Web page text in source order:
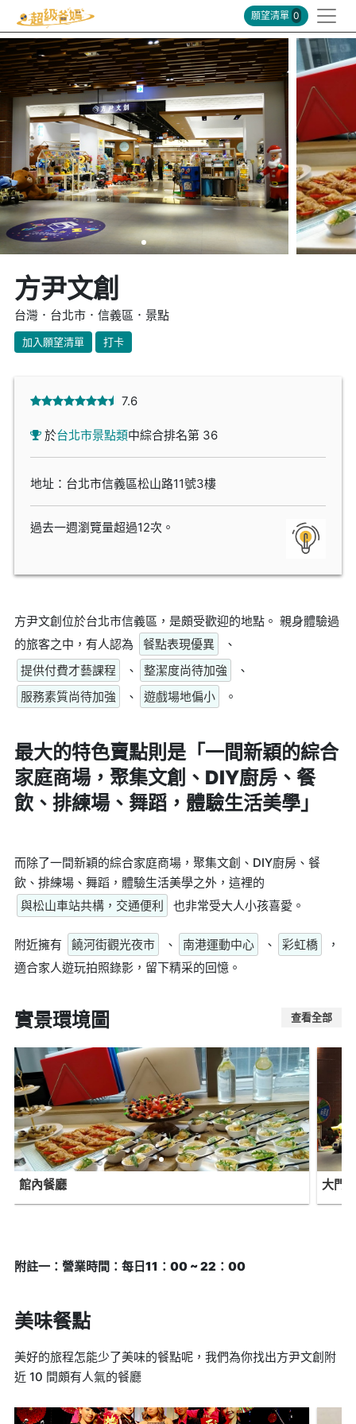
願望清單 0
方尹文創
台灣．台北市．信義區．景點
加入願望清單 打卡
7.6
於台北市景點類中綜合排名第 36
地址：台北市信義區松山路11號3樓
過去一週瀏覽量超過12次。
方尹文創位於台北市信義區，是頗受歡迎的地點。 親身體驗過
的旅客之中，有人認為
餐點表現優異
、
提供付費才藝課程
、 整潔度尚待加強
、
服務素質尚待加強
、 遊戲場地偏小 。
最大的特色賣點則是「一間新穎的綜合
家庭商場，聚集文創、DIY廚房、餐
飲、排練場、舞蹈，體驗生活美學」
而除了一間新穎的綜合家庭商場，聚集文創、DIY廚房、餐
飲、排練場、舞蹈，體驗生活美學之外，這裡的
與松山車站共構，交通便利
也非常受大人小孩喜愛。
附近擁有 饒河街觀光夜市 、 南港運動中心 、 彩虹橋
，
適合家人遊玩拍照錄影，留下精采的回憶。
實景環境圖 查看全部
館內餐廳 大門
附註一：營業時間：每日11：00 ~ 22：00
美味餐點
美好的旅程怎能少了美味的餐點呢，我們為你找出方尹文創附
近 10 間頗有人氣的餐廳